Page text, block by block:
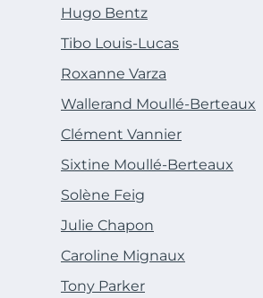
Hugo Bentz
Tibo Louis-Lucas
Roxanne Varza
Wallerand Moullé-Berteaux
Clément Vannier
Sixtine Moullé-Berteaux
Solène Feig
Julie Chapon
Caroline Mignaux
Tony Parker